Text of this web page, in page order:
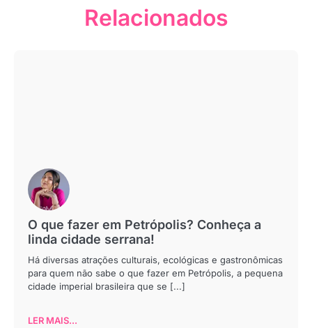
Relacionados
O que fazer em Petrópolis? Conheça a
linda cidade serrana!
Há diversas atrações culturais, ecológicas e gastronômicas
para quem não sabe o que fazer em Petrópolis, a pequena
cidade imperial brasileira que se [...]
LER MAIS...